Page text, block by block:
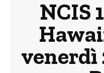
NCIS
venerdì